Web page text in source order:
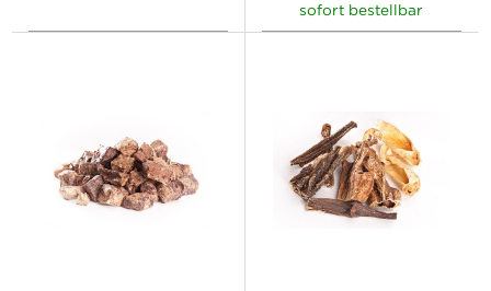
sofort bestellbar